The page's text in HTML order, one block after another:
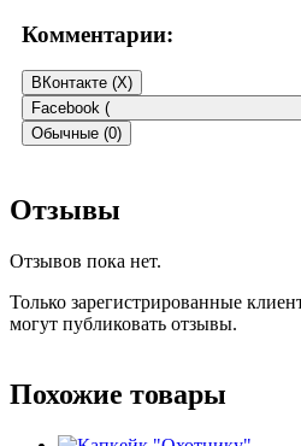
Комментарии:
ВКонтакте (X)
Facebook (
Обычные (0)
Отзывы
Отзывов пока нет.
Только зарегистрированные
могут публиковать отзывы.
Похожие товары